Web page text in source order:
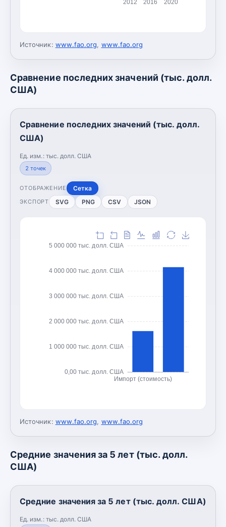
2012 2016 2020
Источник: www.fao.org, www.fao.org
Сравнение последних значений (тыс. долл.
США)
Сравнение последних значений (тыс. долл.
США)
Ед. изм.: тыс. долл. США
2 точек
ОТОБРАЖЕНИЕ Сетка
ЭКСПОРТ SVG PNG CSV JSON
0,00 тыс. долл. США
1 000 000 тыс. долл. США
2 000 000 тыс. долл. США
3 000 000 тыс. долл. США
4 000 000 тыс. долл. США
5 000 000 тыс. долл. США
Импорт (стоимость)
Источник: www.fao.org, www.fao.org
Средние значения за 5 лет (тыс. долл.
США)
Средние значения за 5 лет (тыс. долл. США)
Ед. изм.: тыс. долл. США